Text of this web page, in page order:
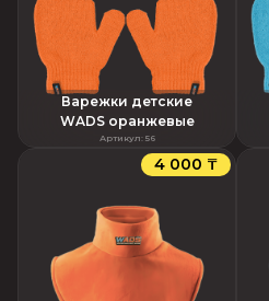
Варежки детские
WADS оранжевые
Артикул: 56
4 000 ₸